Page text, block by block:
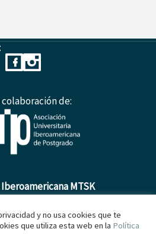
colaboración de:
MTSK
de Cookies
y no usa cookies que te
que utiliza esta web en la Política